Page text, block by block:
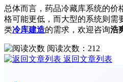
总体而言，药品冷藏库系统的价
格可能更低，而大型的系统则需
类冷库建造的需求，欢迎咨询浩
阅读次数： 212
返回文章列表